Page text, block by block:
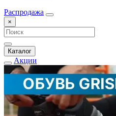
Распродажа
×
Каталог
Акции